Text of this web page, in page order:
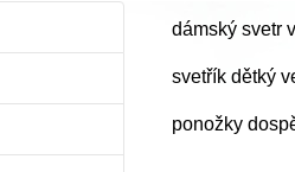
dámský svetr
svetřík dětký
ponožky